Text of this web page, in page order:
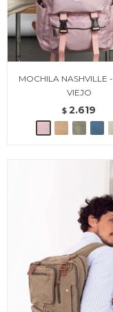
MOCHILA NASHVILLE
VIEJO
$ 2.619